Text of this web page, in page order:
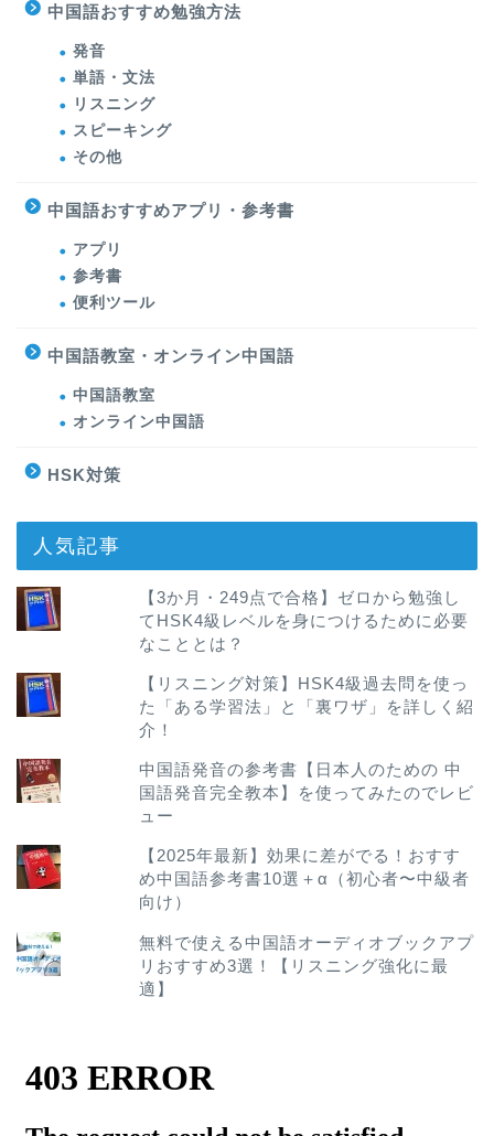
中国語おすすめ勉強方法
発音
単語・文法
リスニング
スピーキング
その他
中国語おすすめアプリ・参考書
アプリ
参考書
便利ツール
中国語教室・オンライン中国語
中国語教室
オンライン中国語
HSK対策
人気記事
【3か月・249点で合格】ゼロから勉強し
てHSK4級レベルを身につけるために必要
なこととは？
【リスニング対策】HSK4級過去問を使っ
た「ある学習法」と「裏ワザ」を詳しく紹
介！
中国語発音の参考書【日本人のための 中
国語発音完全教本】を使ってみたのでレビ
ュー
【2025年最新】効果に差がでる！おすす
め中国語参考書10選＋α（初心者〜中級者
向け）
無料で使える中国語オーディオブックアプ
リおすすめ3選！【リスニング強化に最
適】